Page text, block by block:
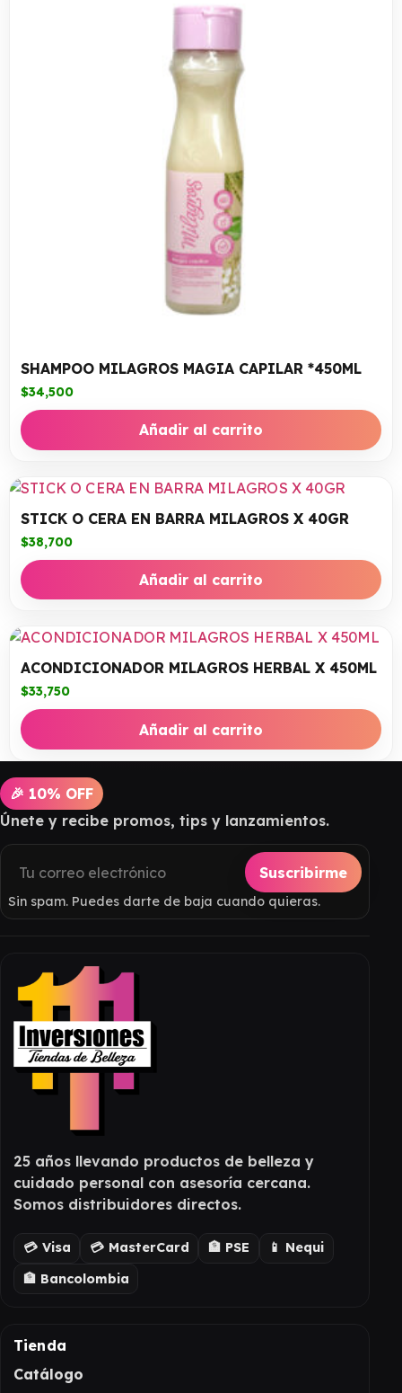
SHAMPOO MILAGROS MAGIA CAPILAR *450ML
$34,500
Añadir al carrito
STICK O CERA EN BARRA MILAGROS X 40GR
$38,700
Añadir al carrito
ACONDICIONADOR MILAGROS HERBAL X 450ML
$33,750
Añadir al carrito
🎉 10% OFF
Únete y recibe promos, tips y lanzamientos.
Suscribirme
Sin spam. Puedes darte de baja cuando quieras.
25 años llevando productos de belleza y
cuidado personal con asesoría cercana.
Somos distribuidores directos.
💳 Visa 💳 MasterCard 🏦 PSE
📱 Nequi
🏦 Bancolombia
Tienda
Catálogo